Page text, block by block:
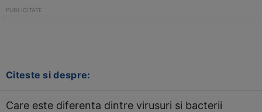
Citeste si despre:
Care este diferenta dintre virusuri si bacterii